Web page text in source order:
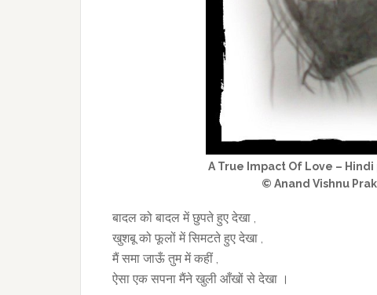
A True Impact Of Love –
© Anand Vishnu
बादल को बादल में छुपते हुए देखा ,
खुशबू को फूलों में सिमटते हुए देखा ,
मैं समा जाऊँ तुम में कहीं ,
ऐसा एक सपना मैंने खुली आँखों से देखा ।